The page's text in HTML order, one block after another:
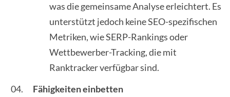
was die gemeinsame Analyse erleichtert. Es
unterstützt jedoch keine SEO-spezifischen
Metriken, wie SERP-Rankings oder
Wettbewerber-Tracking, die mit
Ranktracker verfügbar sind.
Fähigkeiten einbetten